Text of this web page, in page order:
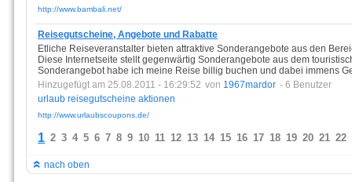
http://www.bambali.net/
Reisegutscheine, Angebote und Rabatte
Etliche Reiseveranstalter bieten attraktive Sonderangebote aus den
Diese Internetseite stellt gegenwärtig Sonderangebote aus dem
Sonderangebot habe ich meine Reise billig buchen und dabei immens
Hinzugefügt am 25.08.2011 - 16:29:52 von 1967mardor - 6 Benutzer
urlaub reisegutscheine aktionen
http://www.urlaubscoupons.de/
1 2 3 4 5 6 7 8 9 10 11 12 13 14 15 16 17 18 19 20 21 22
nach oben